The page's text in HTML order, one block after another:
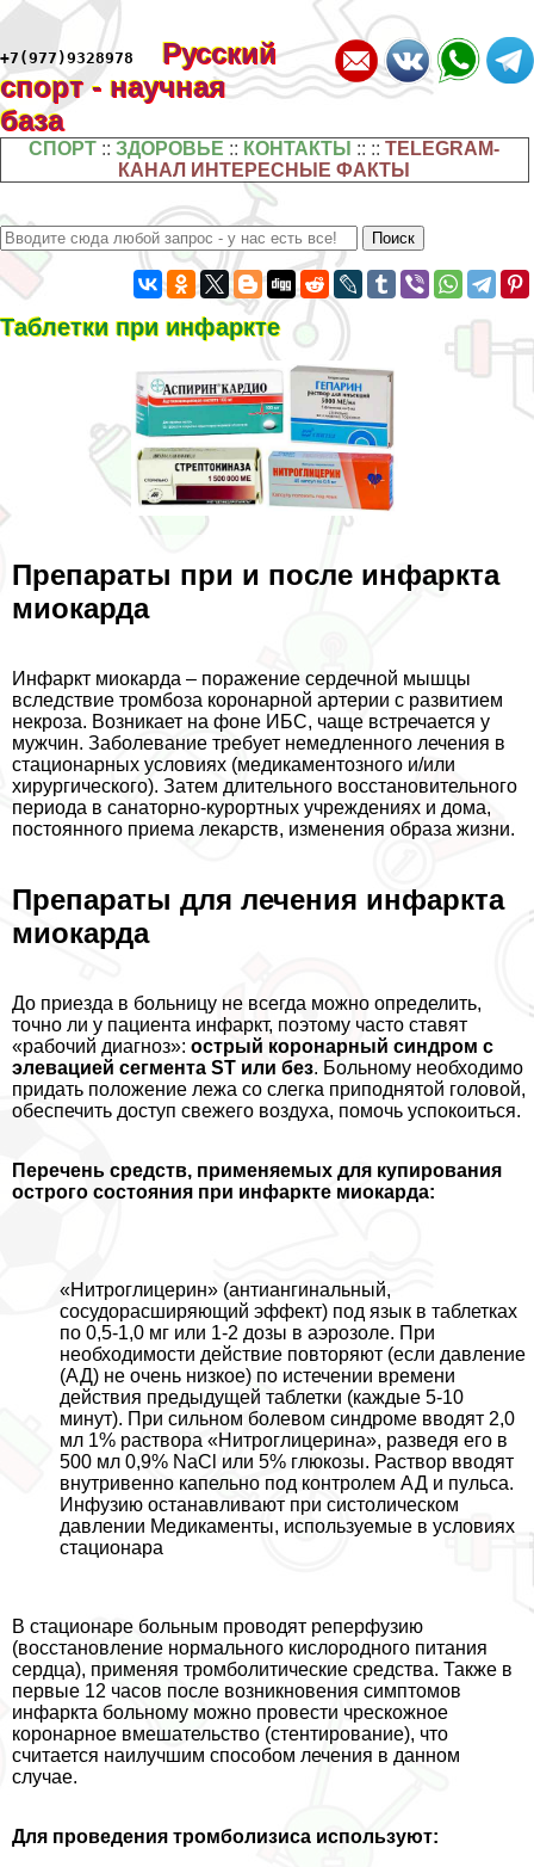
+7(977)9328978
Русский
спорт - научная
база
СПОРТ ::ЗДОРОВЬЕ :: КОНТАКТЫ :: ::TELEGRAM-
КАНАЛ ИНТЕРЕСНЫЕ ФАКТЫ
Таблетки при инфаркте
Препараты при и после инфаркта
миокарда
Инфаркт миокарда – поражение сердечной мышцы
вследствие тромбоза коронарной артерии с развитием
некроза. Возникает на фоне ИБС, чаще встречается у
мужчин. Заболевание требует немедленного лечения в
стационарных условиях (медикаментозного и/или
хирургического). Затем длительного восстановительного
периода в санаторно-курортных учреждениях и дома,
постоянного приема лекарств, изменения образа жизни.
Препараты для лечения инфаркта
миокарда
До приезда в больницу не всегда можно определить,
точно ли у пациента инфаркт, поэтому часто ставят
«рабочий диагноз»: острый коронарный синдром с
элевацией сегмента ST или без. Больному необходимо
придать положение лежа со слегка приподнятой головой,
обеспечить доступ свежего воздуха, помочь успокоиться.
Перечень средств, применяемых для купирования
острого состояния при инфаркте миокарда:
«Нитроглицерин» (антиангинальный,
сосудорасширяющий эффект) под язык в таблетках
по 0,5-1,0 мг или 1-2 дозы в аэрозоле. При
необходимости действие повторяют (если давление
(АД) не очень низкое) по истечении времени
действия предыдущей таблетки (каждые 5-10
минут). При сильном болевом синдроме вводят 2,0
мл 1% раствора «Нитроглицерина», разведя его в
500 мл 0,9% NaCl или 5% глюкозы. Раствор вводят
внутривенно капельно под контролем АД и пульса.
Инфузию останавливают при систолическом
давлении Медикаменты, используемые в условиях
стационара
В стационаре больным проводят реперфузию
(восстановление нормального кислородного питания
сердца), применяя тромболитические средства. Также в
первые 12 часов после возникновения симптомов
инфаркта больному можно провести чрескожное
коронарное вмешательство (стентирование), что
считается наилучшим способом лечения в данном
случае.
Для проведения тромболизиса используют: